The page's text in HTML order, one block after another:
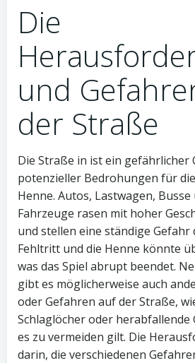
Die
und
der Straße
Die Straße in ist ein gefährlicher
potenzieller Bedrohungen für
Henne. Autos, Lastwagen,
Fahrzeuge rasen mit hoher
und stellen eine ständige Gefahr
Fehltritt und die Henne könnte
was das Spiel abrupt beendet.
gibt es möglicherweise auch
oder Gefahren auf der Straße,
Schlaglöcher oder herabfallende
es zu vermeiden gilt. Die
darin, die verschiedenen